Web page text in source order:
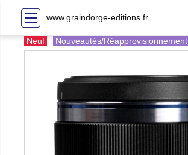
www.graindorge-editions.fr
Neuf Nouveautés/Réapprovisionnement